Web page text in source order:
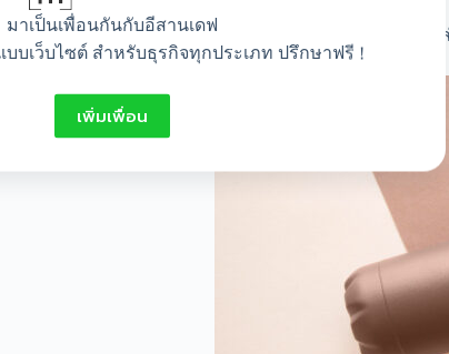
มาเป็นเพื่อนกันกับอีสานเดฟ
บบเว็บไซต์ สำหรับธุรกิจทุกประเภท ปรึกษาฟรี !
เพิ่มเพื่อน
ก หรือผู้สูงอายุ ความเสี่ยงจากการปนเปื้อนของเชื้อโรค